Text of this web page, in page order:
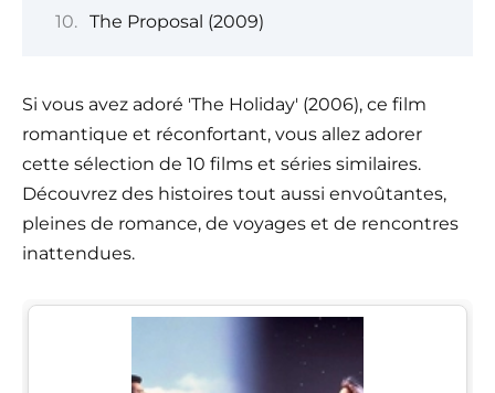
The Proposal (2009)
Si vous avez adoré 'The Holiday' (2006), ce film
romantique et réconfortant, vous allez adorer
cette sélection de 10 films et séries similaires.
Découvrez des histoires tout aussi envoûtantes,
pleines de romance, de voyages et de rencontres
inattendues.